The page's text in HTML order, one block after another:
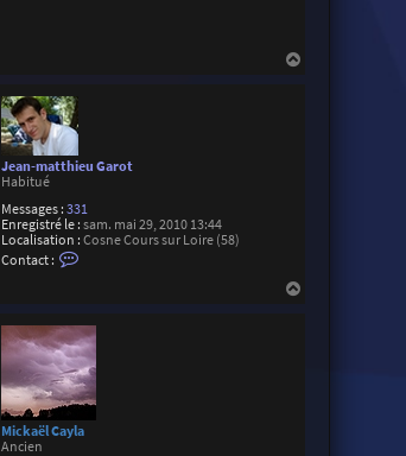
Jean-matthieu Garot
Habitué
Messages : 331
Enregistré le : sam. mai 29, 2010 13:44
Localisation : Cosne Cours sur Loire (58)
Contact :
c
t
e
r
J
e
a
n
Mickaël Cayla
Ancien